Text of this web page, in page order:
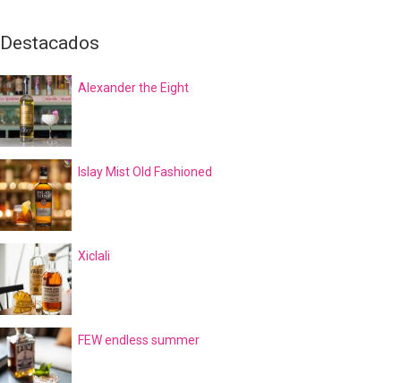
Destacados
Alexander the Eight
Islay Mist Old Fashioned
Xiclali
FEW endless summer